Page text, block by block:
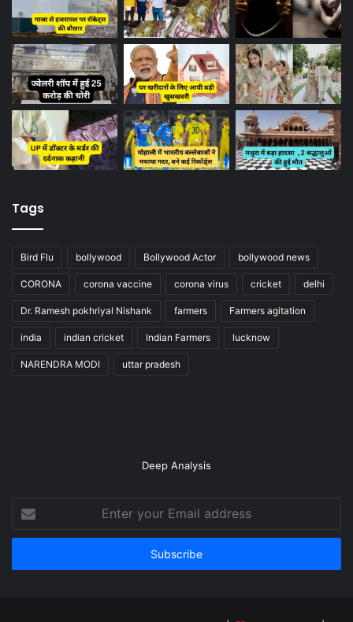
Tags
Bird Flu bollywood Bollywood Actor bollywood news
CORONA corona vaccine corona virus cricket delhi
Dr. Ramesh pokhriyal Nishank farmers Farmers agitation
india indian cricket Indian Farmers lucknow
NARENDRA MODI uttar pradesh
Deep Analysis
your
Email